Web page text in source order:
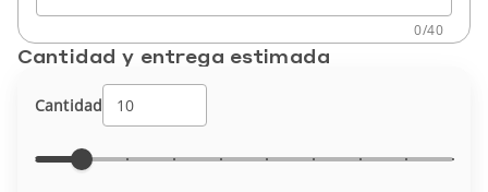
0/40
Cantidad y entrega estimada
Cantidad